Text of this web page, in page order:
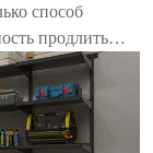
способ
продлить
предметы,
В этой статье
помогут вам